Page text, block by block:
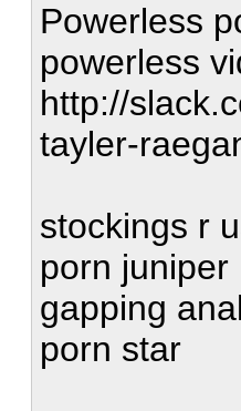
Powerless
powerless
http://
tayler-
stockings r
porn
gapping
porn star